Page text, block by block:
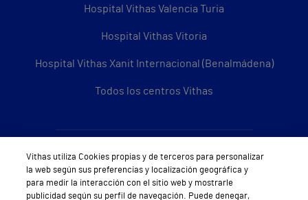
Hospital Vithas Valencia Turia
Hospital Vithas Vitoria
Hospital Vithas Xanit Internacional (Benalmádena)
Todos los centros Vithas
Sobre Vithas
Quiénes somos
Vithas utiliza Cookies propias y de terceros para personalizar
la web según sus preferencias y localización geográfica y
para medir la interacción con el sitio web y mostrarle
publicidad según su perfil de navegación. Puede denegar,